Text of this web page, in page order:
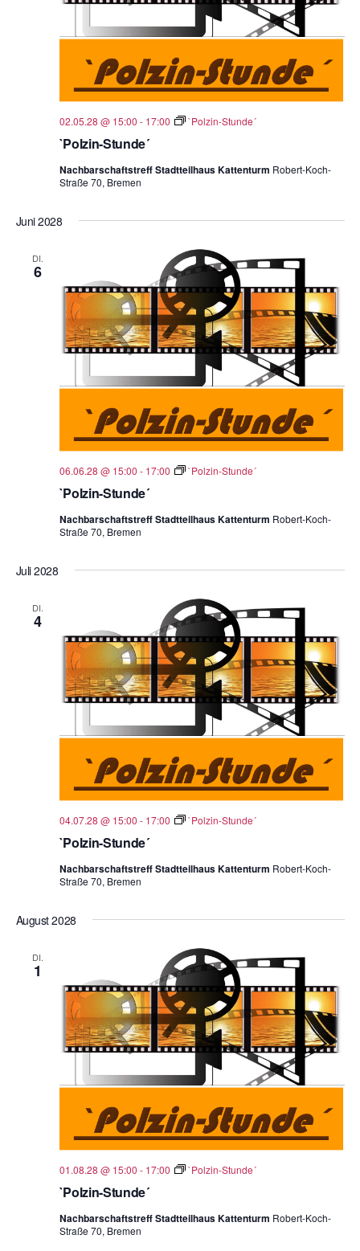
`Polzin-Stunde´
02.05.28 @ 15:00 - 17:00 `Polzin-Stunde´
Nachbarschaftstreff Stadtteilhaus Kattenturm Robert-Koch-
Straße 70, Bremen
Juni 2028
DI.
6
`Polzin-Stunde´
06.06.28 @ 15:00 - 17:00 `Polzin-Stunde´
Nachbarschaftstreff Stadtteilhaus Kattenturm Robert-Koch-
Straße 70, Bremen
Juli 2028
DI.
4
`Polzin-Stunde´
04.07.28 @ 15:00 - 17:00 `Polzin-Stunde´
Nachbarschaftstreff Stadtteilhaus Kattenturm Robert-Koch-
Straße 70, Bremen
August 2028
DI.
1
`Polzin-Stunde´
01.08.28 @ 15:00 - 17:00 `Polzin-Stunde´
Nachbarschaftstreff Stadtteilhaus Kattenturm Robert-Koch-
Straße 70, Bremen